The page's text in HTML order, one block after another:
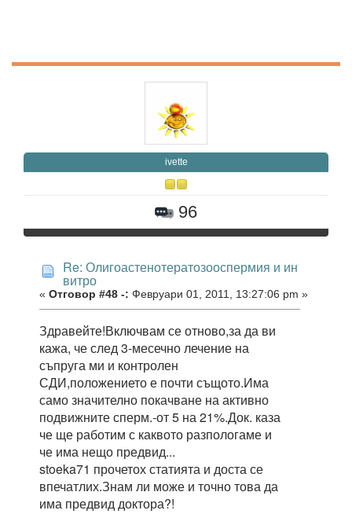
ivette
96
Re: Олигоастенотератозооспермия и ин
витро
« Отговор #48 -: Февруари 01, 2011, 13:27:06 pm »
Здравейте!Включвам се отново,за да ви
кажа, че след 3-месечно лечение на
съпруга ми и контролен
СДИ,положението е почти същото.Има
само значително покачване на активно
подвижните сперм.-от 5 на 21%.Док. каза
че ще работим с каквото разпологаме и
че има нещо предвид...
stoeka71 прочетох статията и доста се
впечатлих.Знам ли може и точно това да
има предвид доктора?!